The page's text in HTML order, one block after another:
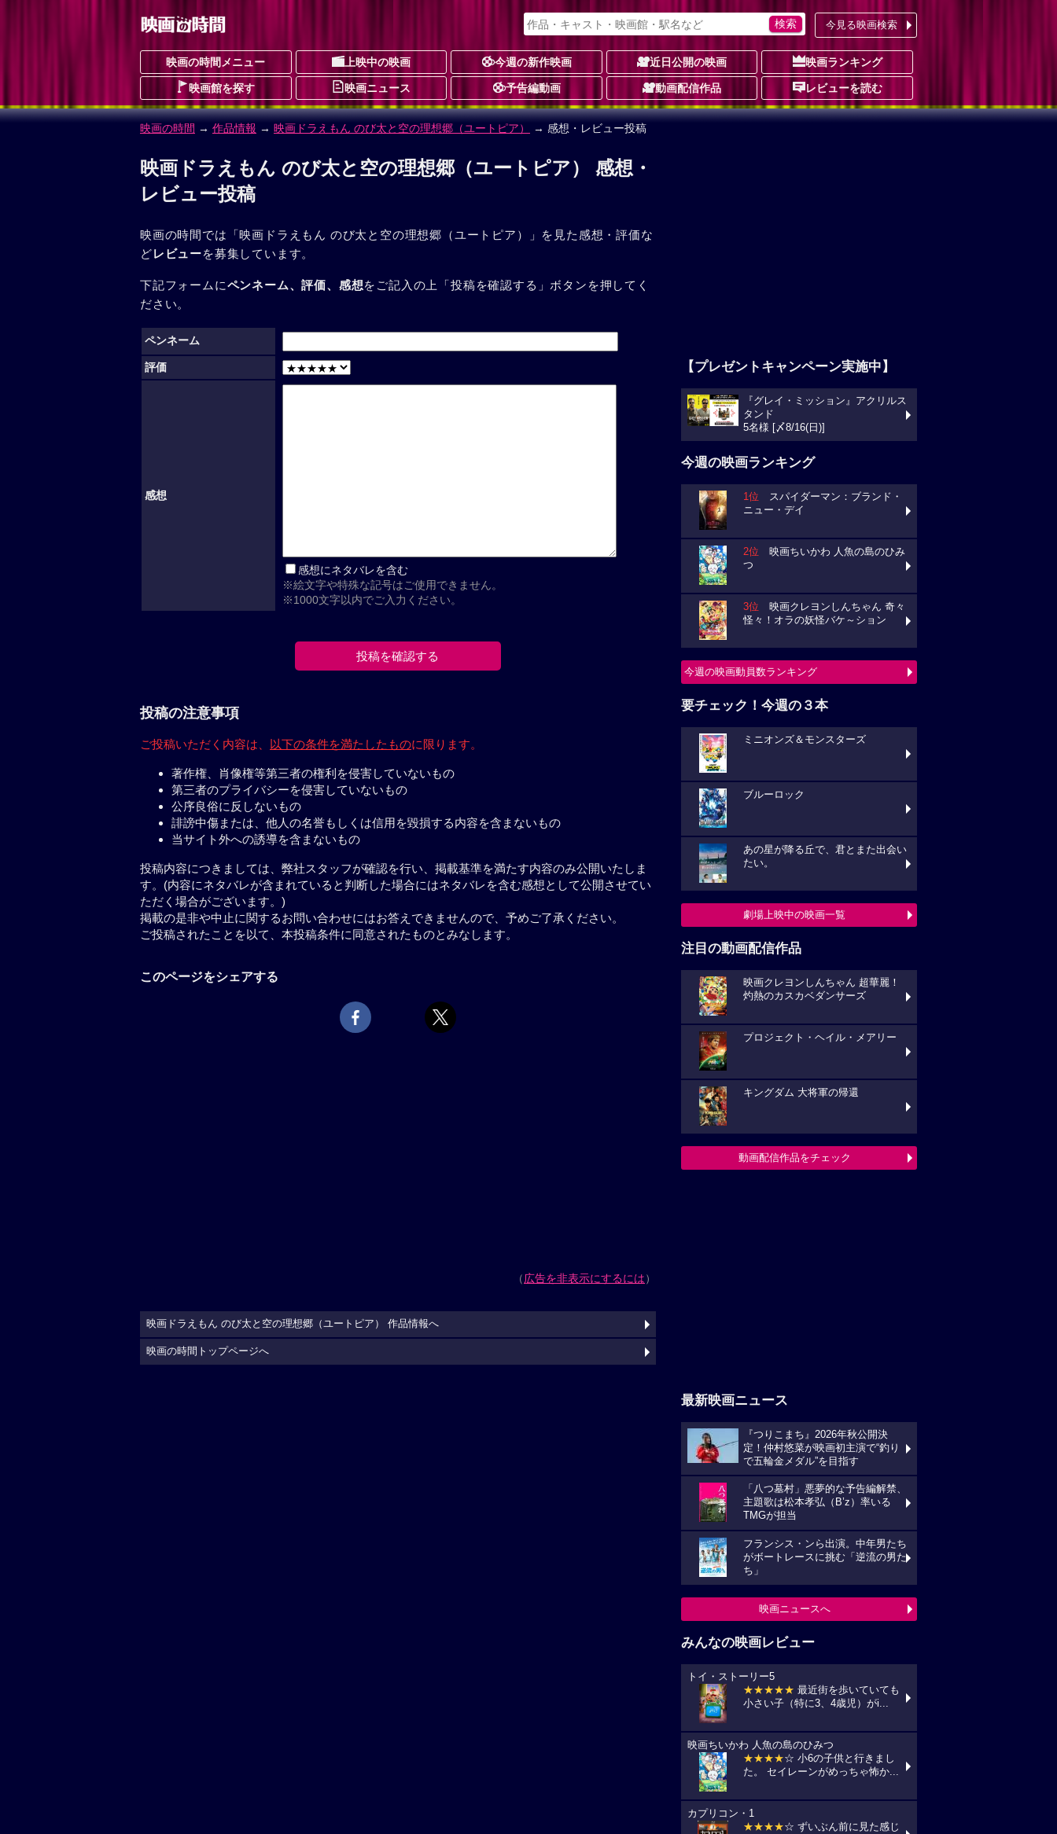
今見る映画検索
映画の時間メニュー 上映中の映画 今週の新作映画 近日公開の映画 映画ランキング
映画館を探す 映画ニュース 予告編動画 動画配信作品 レビューを読む
映画の時間 → 作品情報 → 映画ドラえもん のび太と空の理想郷（ユートピア） → 感想・レビュー投稿
映画ドラえもん のび太と空の理想郷（ユートピア） 感想・
レビュー投稿
映画の時間では「映画ドラえもん のび太と空の理想郷（ユートピア）」を見た感想・評価な
どレビューを募集しています。
下記フォームにペンネーム、評価、感想をご記入の上「投稿を確認する」ボタンを押してく
ださい。
ペンネーム
評価
感想
感想にネタバレを含む
※絵文字や特殊な記号はご使用できません。
※1000文字以内でご入力ください。
投稿の注意事項
ご投稿いただく内容は、 以下の条件を満たしたものに限ります。
著作権、肖像権等第三者の権利を侵害していないもの
第三者のプライバシーを侵害していないもの
公序良俗に反しないもの
誹謗中傷または、他人の名誉もしくは信用を毀損する内容を含まないもの
当サイト外への誘導を含まないもの
投稿内容につきましては、弊社スタッフが確認を行い、掲載基準を満たす内容のみ公開いたしま
す。(内容にネタバレが含まれていると判断した場合にはネタバレを含む感想として公開させてい
ただく場合がございます。)
掲載の是非や中止に関するお問い合わせにはお答えできませんので、予めご了承ください。
ご投稿されたことを以て、本投稿条件に同意されたものとみなします。
このページをシェアする
（広告を非表示にするには）
【プレゼントキャンペーン実施中】
『グレイ・ミッション』アクリルス
タンド
5名様 [〆8/16(日)]
今週の映画ランキング
1位 スパイダーマン：ブランド・
ニュー・デイ
2位 映画ちいかわ 人魚の島のひみ
つ
3位 映画クレヨンしんちゃん 奇々
怪々！オラの妖怪バケ～ション
今週の映画動員数ランキング
要チェック！今週の３本
ミニオンズ＆モンスターズ
ブルーロック
あの星が降る丘で、君とまた出会い
たい。
劇場上映中の映画一覧
注目の動画配信作品
映画クレヨンしんちゃん 超華麗！
灼熱のカスカベダンサーズ
プロジェクト・ヘイル・メアリー
キングダム 大将軍の帰還
動画配信作品をチェック
最新映画ニュース
『つりこまち』2026年秋公開決
定！仲村悠菜が映画初主演で“釣り
で五輪金メダル”を目指す
「八つ墓村」悪夢的な予告編解禁、
主題歌は松本孝弘（B’z）率いる
TMGが担当
フランシス・ンら出演。中年男たち
がボートレースに挑む「逆流の男た
ち」
映画ニュースへ
みんなの映画レビュー
トイ・ストーリー5
★★★★★ 最近街を歩いていても
小さい子（特に3、4歳児）がi...
映画ちいかわ 人魚の島のひみつ
★★★★☆ 小6の子供と行きまし
た。 セイレーンがめっちゃ怖か...
カプリコン・1
★★★★☆ ずいぶん前に見た感じ
映画ドラえもん のび太と空の理想郷（ユートピア） 作品情報へ
映画の時間トップページへ